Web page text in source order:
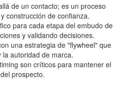
de un contacto; es un proceso
construcción de confianza.
para cada etapa del embudo de
y validando decisiones.
una estrategia de "flywheel" que
autoridad de marca.
son críticos para mantener el
prospecto.